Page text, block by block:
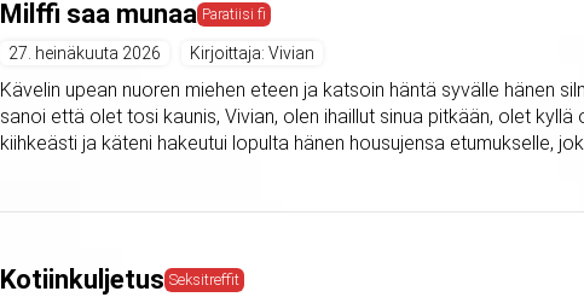
Milffi saa munaa Paratiisi fi
27. heinäkuuta 2026 Kirjoittaja: Vivian
Kävelin upean nuoren miehen eteen ja katsoin häntä syvälle hänen
sanoi että olet tosi kaunis, Vivian, olen ihaillut sinua pitkään, olet kyllä
kiihkeästi ja käteni hakeutui lopulta hänen housujensa etumukselle,
Kotiinkuljetus Seksitreffit